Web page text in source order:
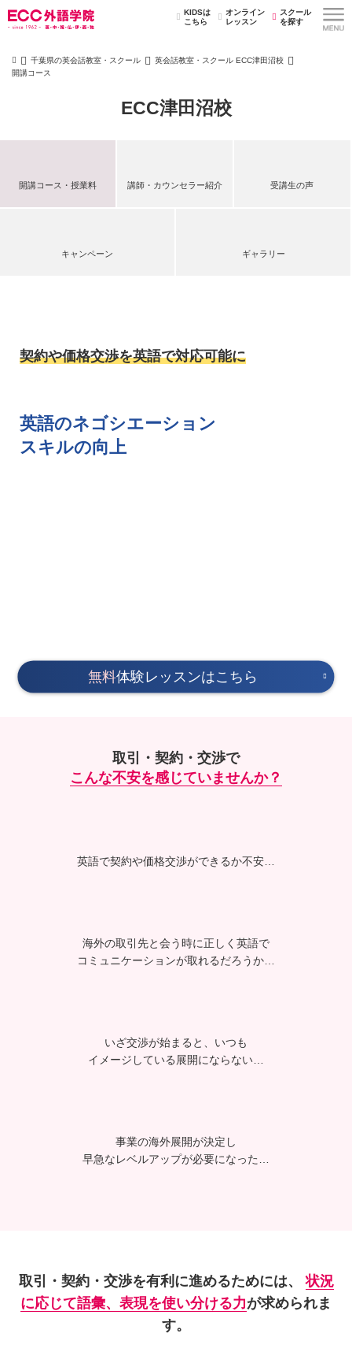
KIDSは
こちら
オンライン
レッスン
スクール
を探す
千葉県の英会話教室・スクール
英会話教室・スクール ECC津田沼校
開講コース
ECC津田沼校
開講コース・授業料 講師・カウンセラー紹介 受講生の声
キャンペーン ギャラリー
契約や価格交渉を英語で対応可能に
英語のネゴシエーション
スキルの向上
無料体験レッスンはこちら
取引・契約・交渉で
こんな不安を感じていませんか？
英語で契約や価格交渉ができるか不安…
海外の取引先と会う時に正しく英語で
コミュニケーションが取れるだろうか…
いざ交渉が始まると、いつも
イメージしている展開にならない…
事業の海外展開が決定し
早急なレベルアップが必要になった…
取引・契約・交渉を有利に進めるためには、
状況
に応じて語彙、表現を使い分ける力が求められま
す。